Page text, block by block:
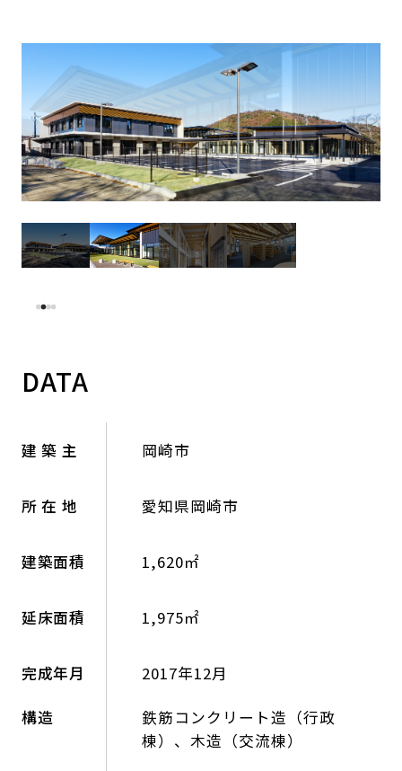
DATA
建 築 主 岡崎市
所 在 地 愛知県岡崎市
建築面積 1,620㎡
延床面積 1,975㎡
完成年月 2017年12月
構造
鉄筋コンクリート造（行政
棟）、木造（交流棟）